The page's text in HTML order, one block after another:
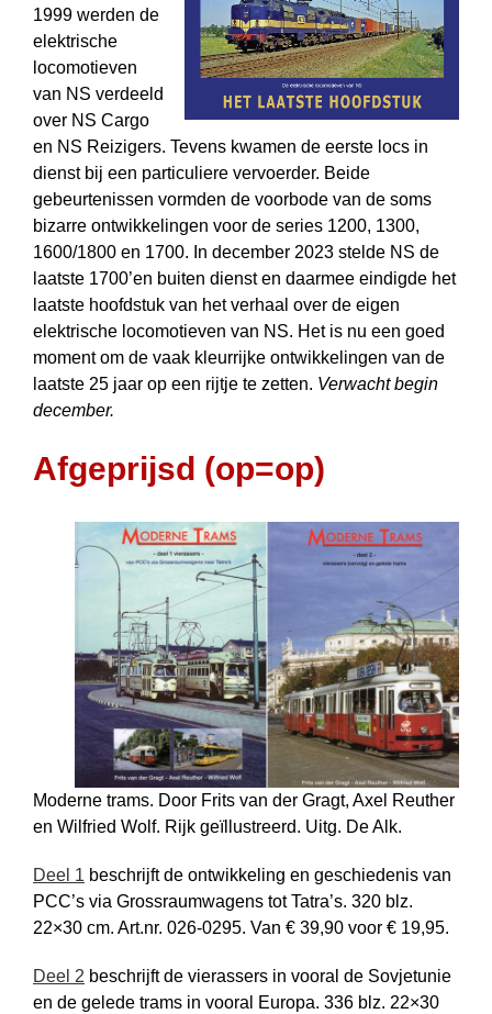
1999 werden de
elektrische
locomotieven
van NS verdeeld
over NS Cargo
en NS Reizigers. Tevens kwamen de eerste locs in
dienst bij een particuliere vervoerder. Beide
gebeurtenissen vormden de voorbode van de soms
bizarre ontwikkelingen voor de series 1200, 1300,
1600/1800 en 1700. In december 2023 stelde NS de
laatste 1700’en buiten dienst en daarmee eindigde het
laatste hoofdstuk van het verhaal over de eigen
elektrische locomotieven van NS. Het is nu een goed
moment om de vaak kleurrijke ontwikkelingen van de
laatste 25 jaar op een rijtje te zetten. Verwacht begin
december.
Afgeprijsd (op=op)
Moderne trams. Door Frits van der Gragt, Axel Reuther
en Wilfried Wolf. Rijk geïllustreerd. Uitg. De Alk.
Deel 1 beschrijft de ontwikkeling en geschiedenis van
PCC’s via Grossraumwagens tot Tatra’s. 320 blz.
22×30 cm. Art.nr. 026-0295. Van € 39,90 voor € 19,95.
Deel 2 beschrijft de vierassers in vooral de Sovjetunie
en de gelede trams in vooral Europa. 336 blz. 22×30